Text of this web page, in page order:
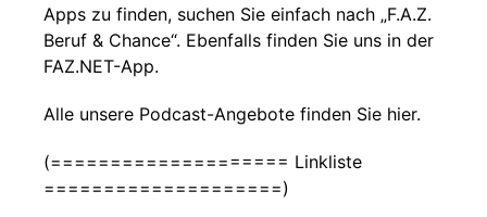
Apps zu finden, suchen Sie einfach nach „F.A.Z.
Beruf & Chance“. Ebenfalls finden Sie uns in der
FAZ.NET-App.
Alle unsere Podcast-Angebote finden Sie hier.
(==================== Linkliste
====================)